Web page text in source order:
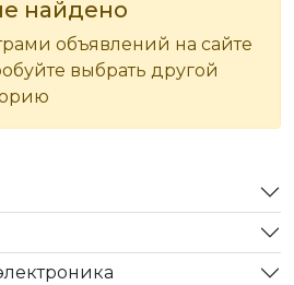
найдено
объявлений на сайте
выбрать другой